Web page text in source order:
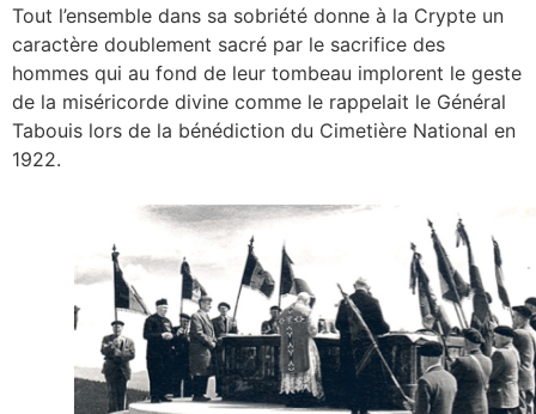
Tout l’ensemble dans sa sobriété donne à la Crypte un
caractère doublement sacré par le sacrifice des
hommes qui au fond de leur tombeau implorent le geste
de la miséricorde divine comme le rappelait le Général
Tabouis lors de la bénédiction du Cimetière National en
1922.